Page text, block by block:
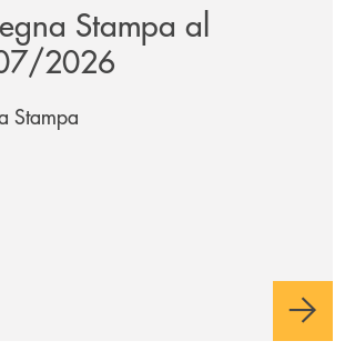
Stampa al
2026
Stampa